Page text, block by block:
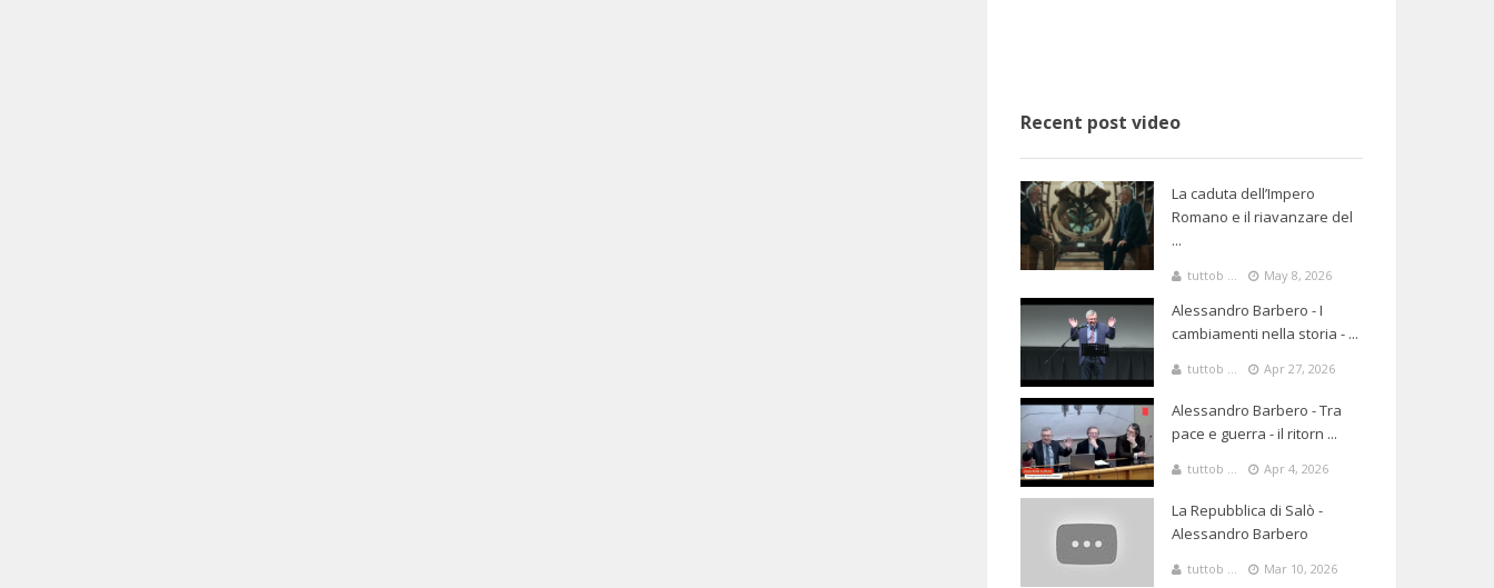
Recent post video
La caduta dell’Impero
Romano e il riavanzare del
...
tuttob ... May 8, 2026
Alessandro Barbero - I
cambiamenti nella storia - ...
tuttob ... Apr 27, 2026
Alessandro Barbero - Tra
pace e guerra - il ritorn ...
tuttob ... Apr 4, 2026
La Repubblica di Salò -
Alessandro Barbero
tuttob ... Mar 10, 2026